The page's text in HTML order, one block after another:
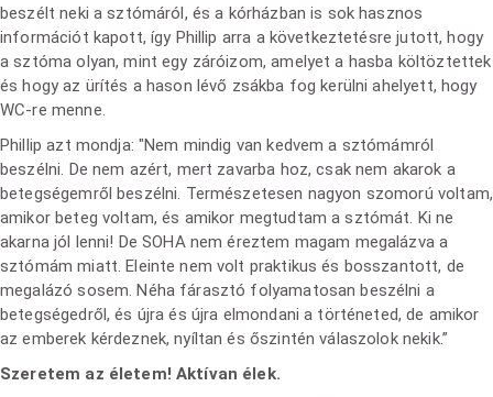
beszélt neki a sztómáról, és a kórházban is sok hasznos
információt kapott, így Phillip arra a következtetésre jutott, hogy
a sztóma olyan, mint egy záróizom, amelyet a hasba költöztettek
és hogy az ürítés a hason lévő zsákba fog kerülni ahelyett, hogy
WC-re menne.
Phillip azt mondja: "Nem mindig van kedvem a sztómámról
beszélni. De nem azért, mert zavarba hoz, csak nem akarok a
betegségemről beszélni. Természetesen nagyon szomorú voltam,
amikor beteg voltam, és amikor megtudtam a sztómát. Ki ne
akarna jól lenni! De SOHA nem éreztem magam megalázva a
sztómám miatt. Eleinte nem volt praktikus és bosszantott, de
megalázó sosem. Néha fárasztó folyamatosan beszélni a
betegségedről, és újra és újra elmondani a történeted, de amikor
az emberek kérdeznek, nyíltan és őszintén válaszolok nekik.”
Szeretem az életem! Aktívan élek.